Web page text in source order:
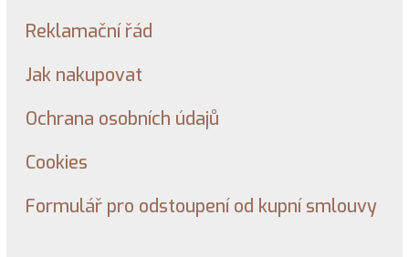
Reklamační řád
Jak nakupovat
Ochrana osobních údajů
Cookies
Formulář pro odstoupení od kupní smlouvy